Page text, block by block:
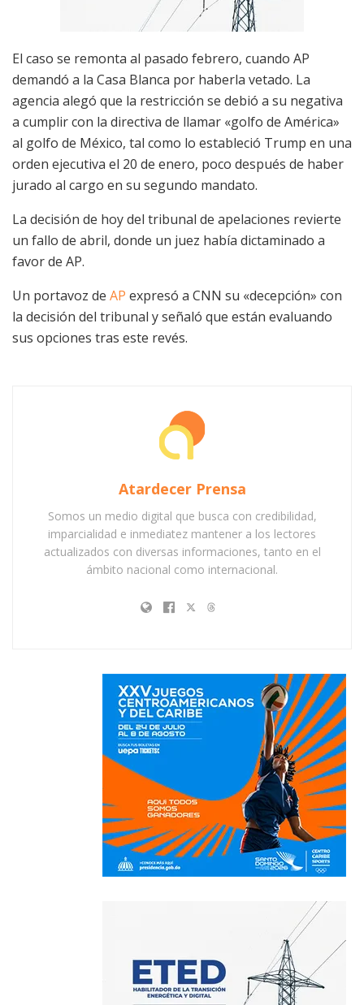
El caso se remonta al pasado febrero, cuando AP
demandó a la Casa Blanca por haberla vetado. La
agencia alegó que la restricción se debió a su negativa
a cumplir con la directiva de llamar «golfo de América»
al golfo de México, tal como lo estableció Trump en una
orden ejecutiva el 20 de enero, poco después de haber
jurado al cargo en su segundo mandato.
La decisión de hoy del tribunal de apelaciones revierte
un fallo de abril, donde un juez había dictaminado a
favor de AP.
Un portavoz de AP expresó a CNN su «decepción» con
la decisión del tribunal y señaló que están evaluando
sus opciones tras este revés.
Atardecer Prensa
Somos un medio digital que busca con credibilidad,
imparcialidad e inmediatez mantener a los lectores
actualizados con diversas informaciones, tanto en el
ámbito nacional como internacional.